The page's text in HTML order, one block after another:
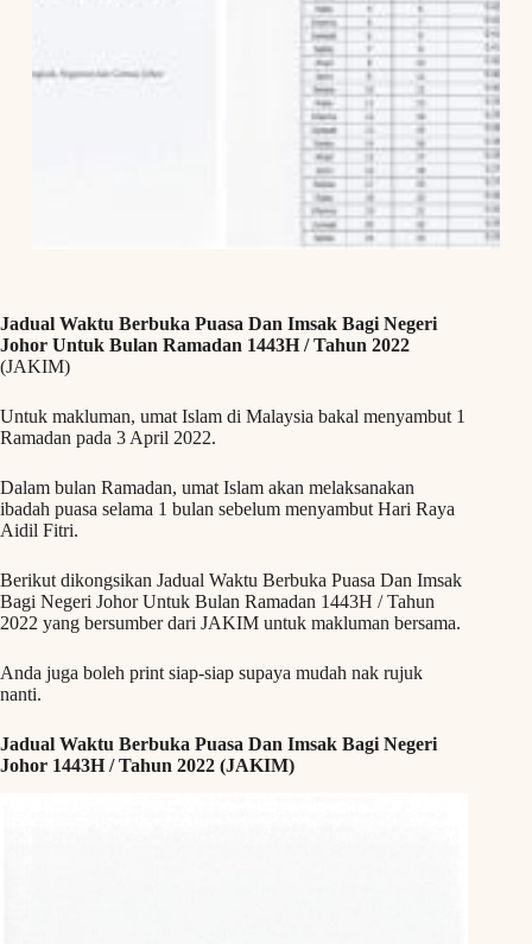
Jadual Waktu Berbuka Puasa Dan Imsak Bagi Negeri
Johor Untuk Bulan Ramadan 1443H / Tahun 2022
(JAKIM)
Untuk makluman, umat Islam di Malaysia bakal menyambut 1
Ramadan pada 3 April 2022.
Dalam bulan Ramadan, umat Islam akan melaksanakan
ibadah puasa selama 1 bulan sebelum menyambut Hari Raya
Aidil Fitri.
Berikut dikongsikan Jadual Waktu Berbuka Puasa Dan Imsak
Bagi Negeri Johor Untuk Bulan Ramadan 1443H / Tahun
2022 yang bersumber dari JAKIM untuk makluman bersama.
Anda juga boleh print siap-siap supaya mudah nak rujuk
nanti.
Jadual Waktu Berbuka Puasa Dan Imsak Bagi Negeri
Johor 1443H / Tahun 2022 (JAKIM)